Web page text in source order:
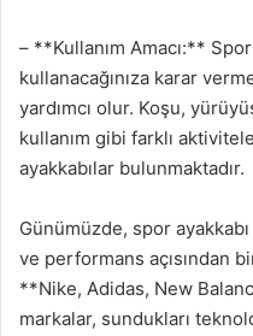
– **Kullanım Amacı:**
kullanacağınıza karar
yardımcı olur. Koşu,
kullanım gibi farklı
ayakkabılar bulunmaktadır.
Günümüzde, spor ayakkabı
ve performans açısından
**Nike, Adidas, New
markalar, sundukları